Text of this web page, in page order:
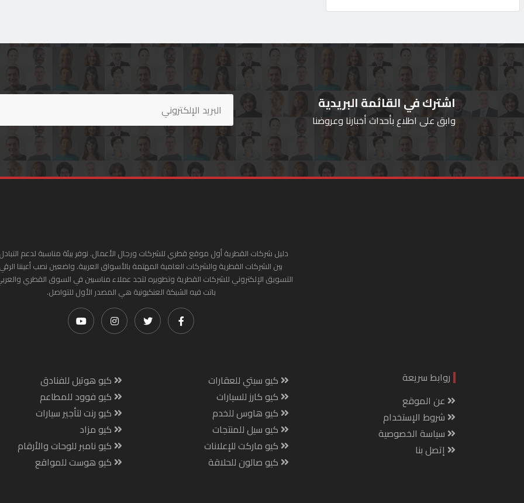
اشترك في القائمة البريدية
وابق على اطلاع بأحداث أخبارنا وعروضنا
دليل شركات القطرية أول موقع قطري للشركات ورجال الأعمال. نوفر بيئة مناسبة لدعم
بين الشركات القطرية والشركات العامية المهتمة بالأسواق العربية. واضعين نصب أعيننا
التسويق الإلكتروني للشركات القطرية وتطويره لتجد عملاء مناسبين في السوق القطري
باتت فيه الشبكة العنكبونية هي المصدر الأول للتواصل.
روابط سريعة
عن الموقع
شروط الإستخدام
سياسة الخصوصية
إتصل بنا
كيو سيتي للعقارات
كيو كارز للسيارات
كيو هاوس للخدم
كيو سيل للمنتجات
كيو ماركت للإعلانات
كيو صالون للحلاقة
كيو هوتيل للفنادق
كيو فوود للمطاعم
كيو رنت لتأجير سيارات
كيو مزاد
كيو نامبر للوحات والأرقام
كيو هوست للمواقع